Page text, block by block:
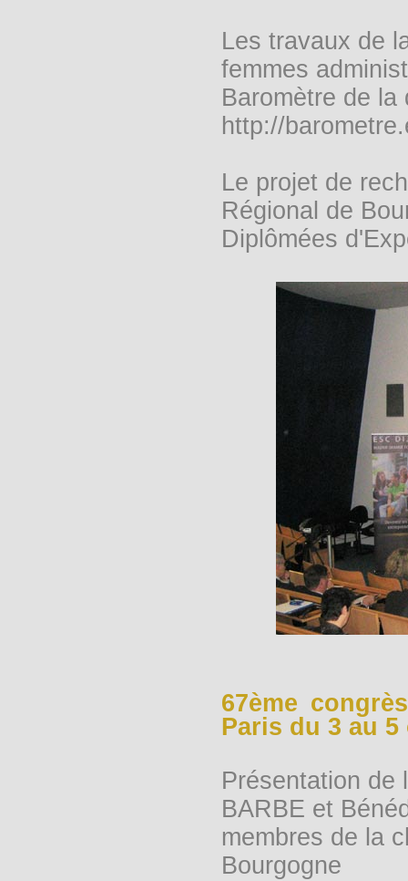
Les travaux de
femmes
Baromètre de la
http://
Le projet de
Régional de
Diplômées
67ème
Paris du 3 au
Présentation de
BARBE et
membres de la
Bourgogne